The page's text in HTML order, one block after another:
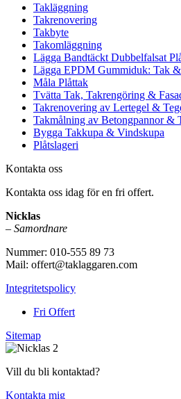
Takläggning
Takrenovering
Takbyte
Takomläggning
Lägga Bandtäckt Dubbelfalsat
Lägga EPDM Gummiduk: Tak
Måla Plåttak
Tvätta Tak, Takrengöring &
Takrenovering av Lertegel &
Takmålning av Betongpannor &
Bygga Takkupa & Vindskupa
Plåtslageri
Kontakta oss
Kontakta oss idag för en fri offert.
Nicklas
– Samordnare
Nummer: 010-555 89 73
Mail: offert@taklaggaren.com
Integritetspolicy
Fri Offert
Sitemap
Vill du bli kontaktad?
Kontakta mig